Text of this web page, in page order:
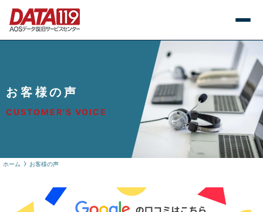
お客様の声
CUSTOMER'S VOICE
ホーム お客様の声